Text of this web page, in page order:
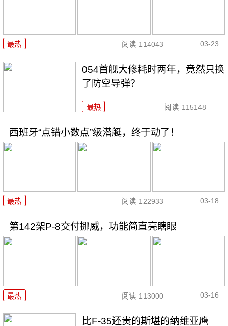
最热 阅读 114043 03-23
054首舰大修耗时两年，竟然只换
了防空导弹？
最热 阅读 115148
西班牙“点错小数点”级潜艇，终于动了！
最热 阅读 122933 03-18
第142架P-8交付挪威，功能简直亮瞎眼
最热 阅读 113000 03-16
比F-35还贵的斯堪的纳维亚鹰